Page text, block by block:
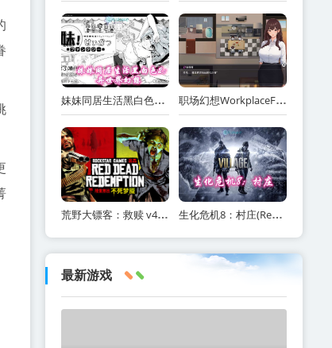
妹妹同居生活黑白色2：异世界幻想网盘下载 职场幻想WorkplaceFantasy中文网盘下载
荒野大镖客：救赎 v40 全DLC（Red Dead Redemption）免安装中文版 生化危机8：村庄(ResidentEvilVillage)内含修改器+DLC+通关存档+原画集百度网盘/
最新游戏